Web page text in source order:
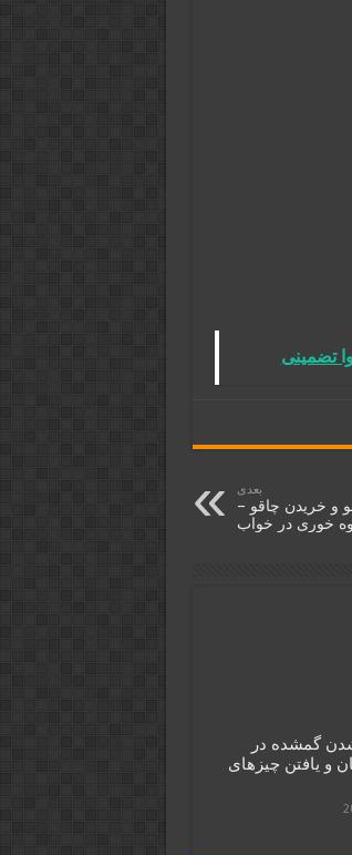
تضمینی
بعدی
و خریدن چاقو –
خوری در خواب
گمشده در
و یافتن چیزهای